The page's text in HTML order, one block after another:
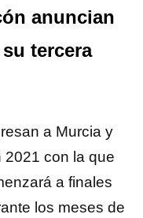
anuncian
tercera
a Murcia y
2021 con la que
a finales
los meses de